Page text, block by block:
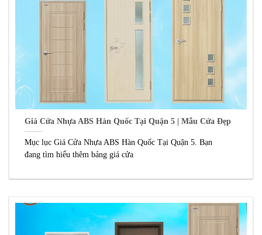
Giá Cửa Nhựa ABS Hàn Quốc Tại Quận 5 | Mẫu Cửa Đẹp
Mục lục Giá Cửa Nhựa ABS Hàn Quốc Tại Quận 5. Bạn
đang tìm hiểu thêm bảng giá cửa